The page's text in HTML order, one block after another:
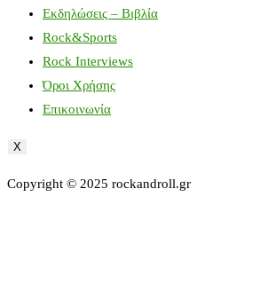
Εκδηλώσεις – Βιβλία
Rock&Sports
Rock Interviews
Όροι Χρήσης
Επικοινωνία
X
Copyright © 2025 rockandroll.gr